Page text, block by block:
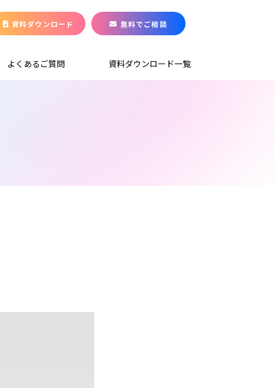
資料ダウンロード 無料でご相談
よくあるご質問 資料ダウンロード一覧